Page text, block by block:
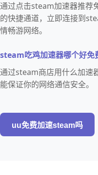
通过点击steam加速器推荐
的快捷通道，立即连接到
情畅游网络。
steam吃鸡加速器哪个好免
通过steam商店用什么加速
能保证你的网络通信安全。
uu免费加速steam吗